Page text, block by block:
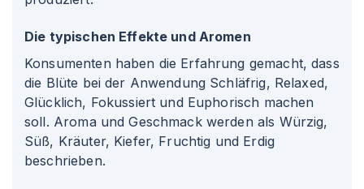
Die typischen Effekte und Aromen
Konsumenten haben die Erfahrung gemacht, dass
die Blüte bei der Anwendung Schläfrig, Relaxed,
Glücklich, Fokussiert und Euphorisch machen
soll. Aroma und Geschmack werden als Würzig,
Süß, Kräuter, Kiefer, Fruchtig und Erdig
beschrieben.